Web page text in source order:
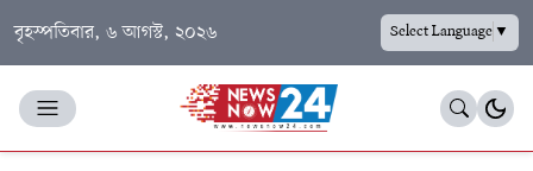
বৃহস্পতিবার, ৬ আগস্ট, ২০২৬ Select Language▼